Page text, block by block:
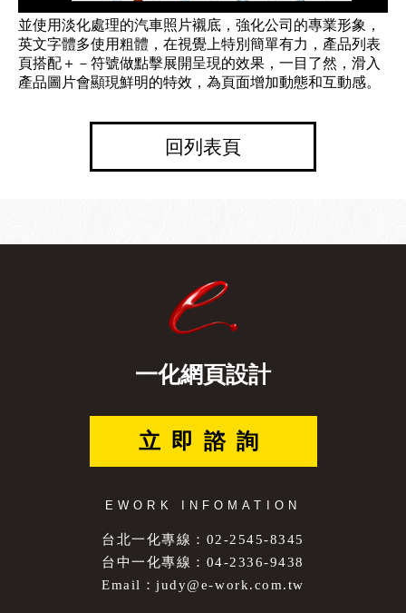
並使用淡化處理的汽車照片襯底，強化公司的專業形象，
英文字體多使用粗體，在視覺上特別簡單有力，產品列表
頁搭配＋－符號做點擊展開呈現的效果，一目了然，滑入
產品圖片會顯現鮮明的特效，為頁面增加動態和互動感。
回列表頁
一化網頁設計
立即諮詢
EWORK INFOMATION
台北一化專線：02-2545-8345
台中一化專線：04-2336-9438
Email：judy@e-work.com.tw